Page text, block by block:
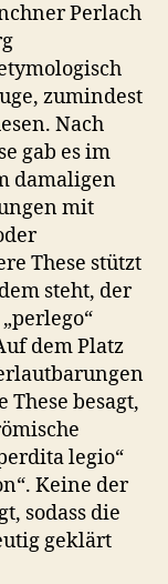
Perlach
zumindest
Nach
gab es im
damaligen
mit
These stützt
steht, der
dem Platz
besagt,
legio“
Keine der
sodass die
geklärt